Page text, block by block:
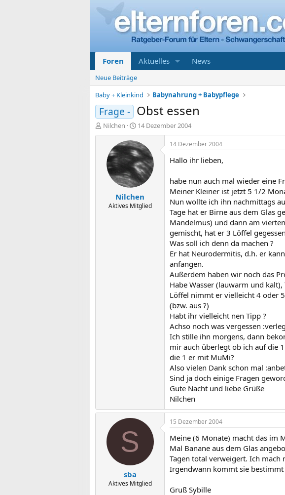
Foren Aktuelles News
Neue Beiträge
Baby + Kleinkind
Babynahrung + Babypflege
Frage - Obst essen
E
r
Nilchen
E
r
s
t
e
l
l
t
a
m
14 Dezember 2004
Nilchen
Aktives Mitglied
14 Dezember 2004
Hallo ihr lieben,
habe nun auch mal wieder eine
Meiner Kleiner ist jetzt 5 1/2
Nun wollte ich ihn nachmittags
Tage hat er Birne aus dem Glas
Mandelmus) und dann am
gemischt, hat er 3 Löffel
Was soll ich denn da machen ?
Er hat Neurodermitis, d.h. er
anfangen.
Außerdem haben wir noch das
Habe Wasser (lauwarm und
Löffel nimmt er vielleicht 4 oder
(bzw. aus ?)
Habt ihr vielleicht nen Tipp ?
Achso noch was vergessen :verleg
Ich stille ihn morgens, dann
mir auch überlegt ob ich auf die
die 1 er mit MuMi?
Also vielen Dank schon mal
Sind ja doch einige Fragen
Gute Nacht und liebe Grüße
Nilchen
S
sba
Aktives Mitglied
15 Dezember 2004
Meine (6 Monate) macht das im
Mal Banane aus dem Glas
Tagen total verweigert. Ich mach
Irgendwann kommt sie bestimmt
Gruß Sybille